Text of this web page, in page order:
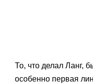
То, что делал Ланг,
особенно первая